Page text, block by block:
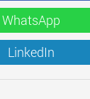
WhatsApp
LinkedIn